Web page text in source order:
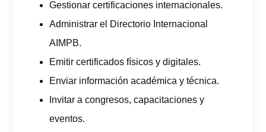
Gestionar certificaciones internacionales.
Administrar el Directorio Internacional
AIMPB.
Emitir certificados físicos y digitales.
Enviar información académica y técnica.
Invitar a congresos, capacitaciones y
eventos.